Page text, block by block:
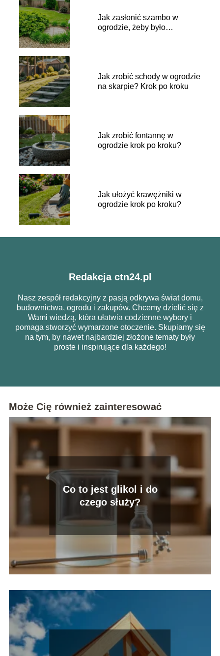
Jak zasłonić szambo w
ogrodzie, żeby było
Jak zrobić schody w ogrodzie
na skarpie? Krok po kroku
Jak zrobić fontannę w
ogrodzie krok po kroku?
Jak ułożyć krawężniki w
ogrodzie krok po kroku?
Redakcja ctn24.pl
Nasz zespół redakcyjny z pasją odkrywa świat domu,
budownictwa, ogrodu i zakupów. Chcemy dzielić się z
Wami wiedzą, która ułatwia codzienne wybory i
pomaga stworzyć wymarzone otoczenie. Skupiamy się
na tym, by nawet najbardziej złożone tematy były
proste i inspirujące dla każdego!
Może Cię również zainteresować
Co to jest glikol i do
czego służy?